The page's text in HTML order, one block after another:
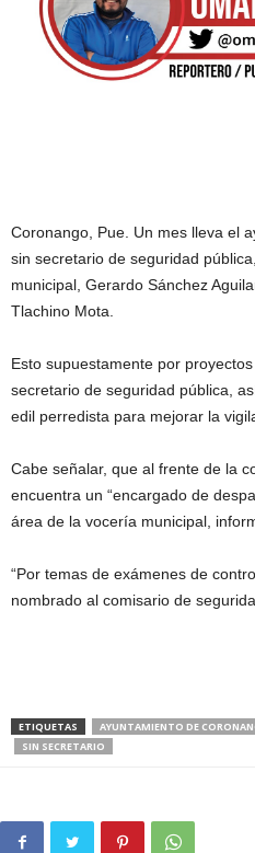
Coronango, Pue. Un mes lleva el
sin secretario de seguridad
municipal, Gerardo Sánchez
Tlachino Mota.
Esto supuestamente por
secretario de seguridad pública,
edil perredista para mejorar la
Cabe señalar, que al frente de la
encuentra un “encargado de
área de la vocería municipal,
“Por temas de exámenes de
nombrado al comisario de
ETIQUETAS AYUNTAMIENTO DE
SIN SECRETARIO